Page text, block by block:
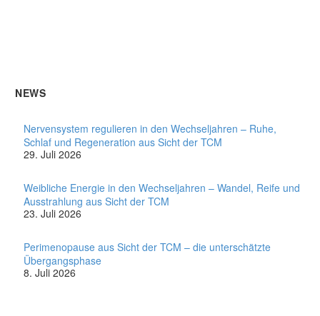
NEWS
Nervensystem regulieren in den Wechseljahren – Ruhe,
Schlaf und Regeneration aus Sicht der TCM
29. Juli 2026
Weibliche Energie in den Wechseljahren – Wandel, Reife und
Ausstrahlung aus Sicht der TCM
23. Juli 2026
Perimenopause aus Sicht der TCM – die unterschätzte
Übergangsphase
8. Juli 2026